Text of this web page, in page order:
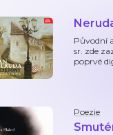
Původní
sr. zde
poprvé
Poezie